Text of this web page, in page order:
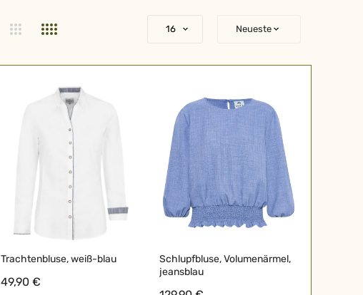
Trachtenbluse, weiß-blau
49,90 €
Schlupfbluse, Volumenärmel,
jeansblau